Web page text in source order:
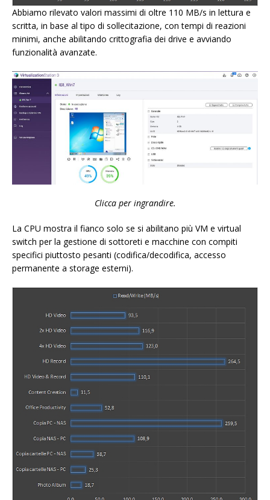
Abbiamo rilevato valori massimi di oltre 110 MB/s in lettura e
scritta, in base al tipo di sollecitazione, con tempi di reazioni
minimi, anche abilitando crittografia dei drive e avviando
funzionalità avanzate.
Clicca per ingrandire.
La CPU mostra il fianco solo se si abilitano più VM e virtual
switch per la gestione di sottoreti e macchine con compiti
specifici piuttosto pesanti (codifica/decodifica, accesso
permanente a storage esterni).